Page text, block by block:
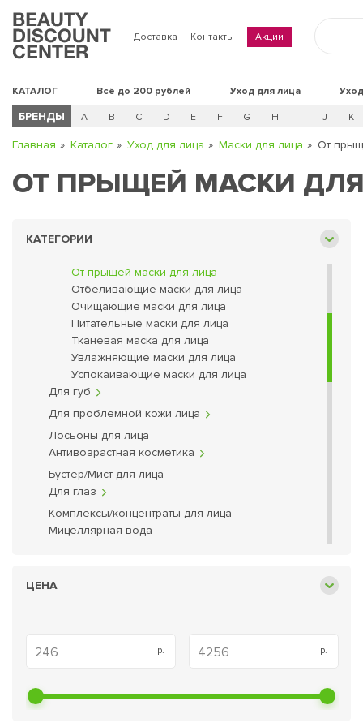
Доставка Контакты Акции
КАТАЛОГ Всё до 200 рублей Уход для лица
БРЕНДЫ A B C D E F G H I J K
Главная Каталог Уход для лица Маски для лица От
ОТ ПРЫЩЕЙ МАСКИ
КАТЕГОРИИ
Уход для лица
Кремы для лица
Маски для лица
Альгинатная маска для лица
Глиняные маски для лица
Для жирной кожи маски для лица
Лифтинг-маска для лица
От прыщей маски для лица
Отбеливающие маски для лица
Очищающие маски для лица
Питательные маски для лица
Тканевая маска для лица
Увлажняющие маски для лица
Успокаивающие маски для лица
Для губ
Для проблемной кожи лица
Лосьоны для лица
Антивозрастная косметика
Бустер/Мист для лица
Для глаз
Комплексы/концентраты для лица
Мицеллярная вода
Средства для снятия макияжа
Тоники для лица
Уход за волосами
ЦЕНА